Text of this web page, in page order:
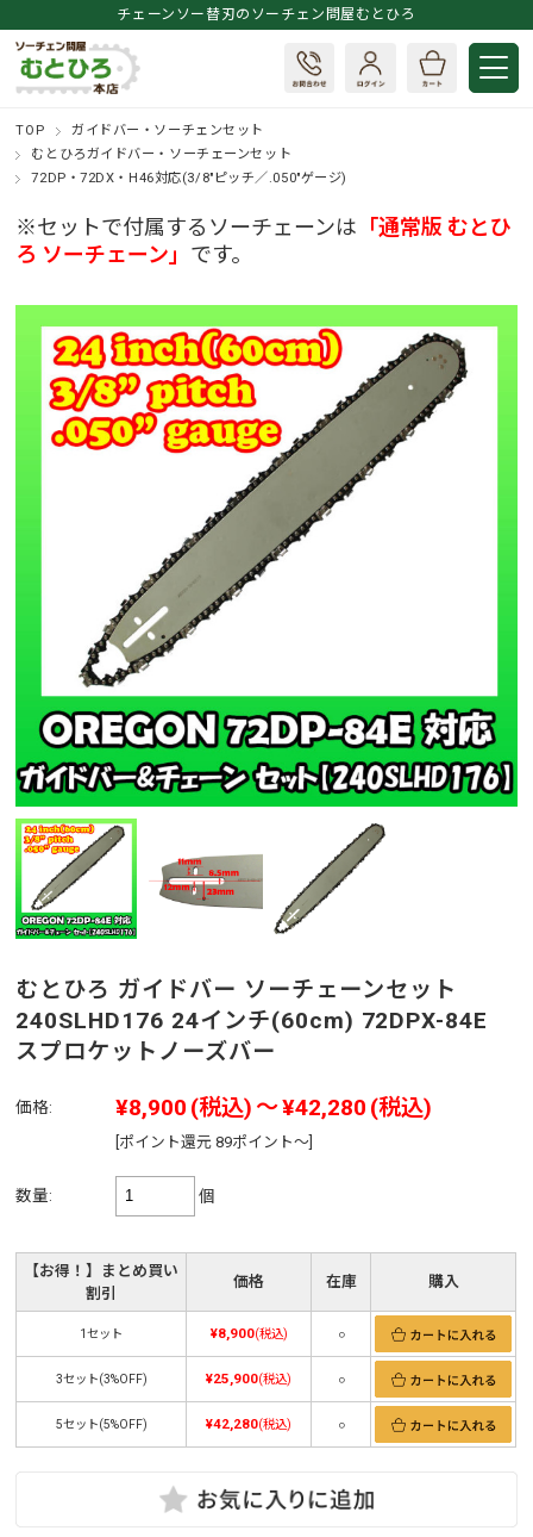
チェーンソー替刃のソーチェン問屋むとひろ
TOP
ガイドバー・ソーチェンセット
むとひろガイドバー・ソーチェーンセット
72DP・72DX・H46対応(3/8"ピッチ／.050"ゲージ)
※セットで付属するソーチェーンは 「通常版 むとひ
ろ ソーチェーン」 です。
むとひろ ガイドバー ソーチェーンセット
240SLHD176 24インチ(60cm) 72DPX-84E
スプロケットノーズバー
価格: ¥8,900 (税込) ～¥42,280 (税込)
[ポイント還元 89ポイント～]
数量: 個
【お得！】まとめ買い
割引
価格 在庫 購入
1セット ¥8,900(税込) ○
3セット(3%OFF) ¥25,900(税込) ○
5セット(5%OFF) ¥42,280(税込) ○